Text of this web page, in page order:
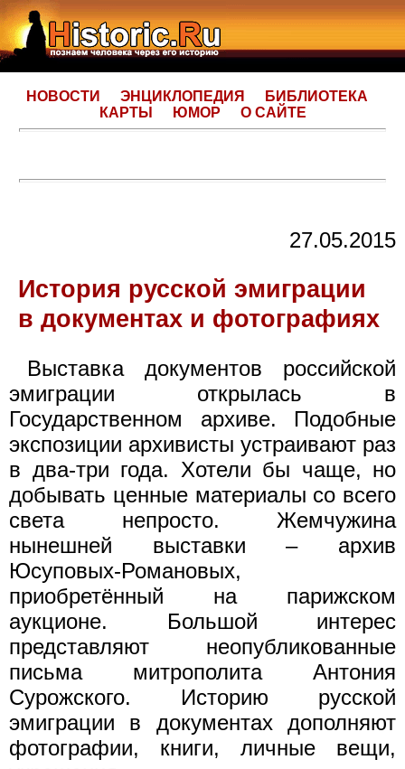
НОВОСТИ ЭНЦИКЛОПЕДИЯ
БИБЛИОТЕКА
КАРТЫ
ЮМОР О САЙТЕ
27.05.2015
История русской эмиграции
в документах и фотографиях
Выставка документов российской
эмиграции открылась в
Государственном архиве. Подобные
экспозиции архивисты устраивают раз
в два-три года. Хотели бы чаще, но
добывать ценные материалы со всего
света непросто. Жемчужина
нынешней выставки – архив
Юсуповых-Романовых,
приобретённый на парижском
аукционе. Большой интерес
представляют неопубликованные
письма митрополита Антония
Сурожского. Историю русской
эмиграции в документах дополняют
фотографии, книги, личные вещи,